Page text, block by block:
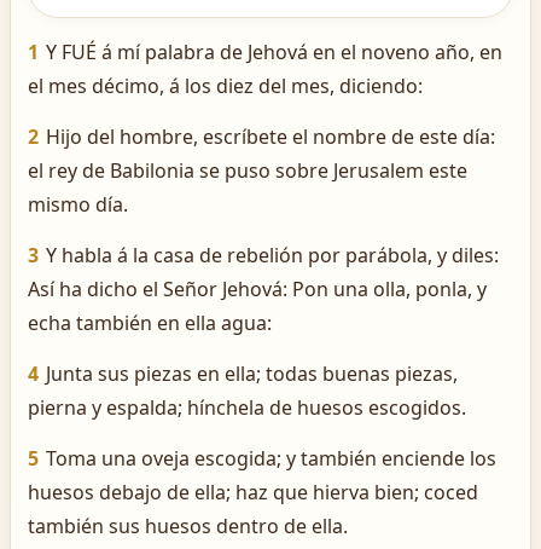
1 Y FUÉ á mí palabra de Jehová en el noveno año, en
el mes décimo, á los diez del mes, diciendo:
2 Hijo del hombre, escríbete el nombre de este día:
el rey de Babilonia se puso sobre Jerusalem este
mismo día.
3 Y habla á la casa de rebelión por parábola, y diles:
Así ha dicho el Señor Jehová: Pon una olla, ponla, y
echa también en ella agua:
4 Junta sus piezas en ella; todas buenas piezas,
pierna y espalda; hínchela de huesos escogidos.
5 Toma una oveja escogida; y también enciende los
huesos debajo de ella; haz que hierva bien; coced
también sus huesos dentro de ella.